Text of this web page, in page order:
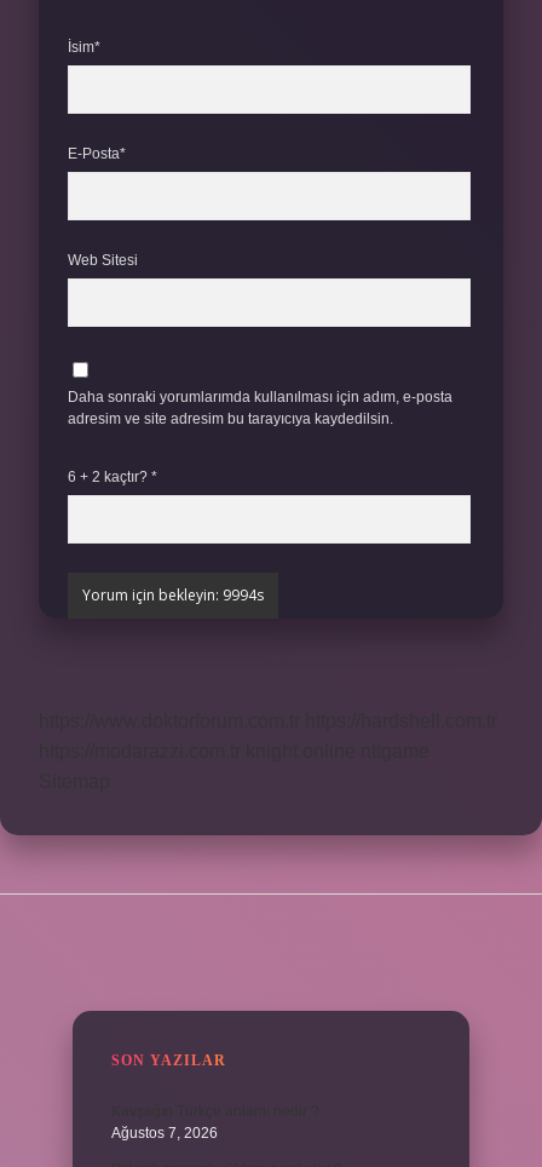
İsim*
E-Posta*
Web Sitesi
Daha sonraki yorumlarımda kullanılması için adım, e-posta
adresim ve site adresim bu tarayıcıya kaydedilsin.
6 + 2 kaçtır? *
SON YAZILAR
Ağustos 7, 2026